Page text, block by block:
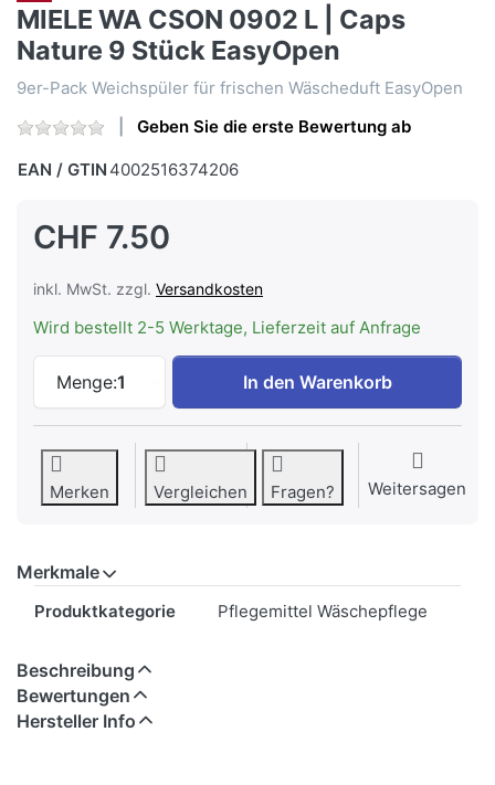
MIELE WA CSON 0902 L | Caps
Nature 9 Stück EasyOpen
9er-Pack Weichspüler für frischen Wäscheduft EasyOpen
Geben Sie die erste Bewertung ab
EAN / GTIN 4002516374206
CHF 7.50
inkl. MwSt. zzgl. Versandkosten
Wird bestellt 2-5 Werktage, Lieferzeit auf Anfrage
Menge:1
MIELE WA CSON 0902 L | Caps Nature
In den Warenkorb
Merken Vergleichen Fragen? Weitersagen
Merkmale
Produktkategorie Pflegemittel Wäschepflege
Beschreibung
Bewertungen
Hersteller Info